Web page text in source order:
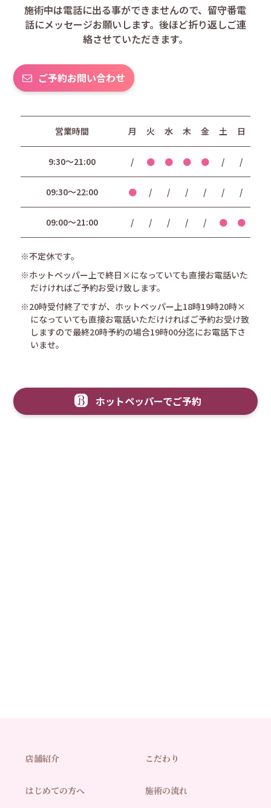
施術中は電話に出る事ができませんので、留守番電
話にメッセージお願いします。後ほど折り返しご連
絡させていただきます。
ご予約お問い合わせ
営業時間 月 火 水 木 金 土 日
9:30〜21:00 / ● ● ● ● / /
09:30〜22:00 ● / / / / / /
09:00〜21:00 / / / / / ● ●
※不定休です。
※ホットペッパー上で終日×になっていても直接お電話いた
だけければご予約お受け致します。
※20時受付終了ですが、ホットペッパー上18時19時20時×
になっていても直接お電話いただけければご予約お受け致
しますので最終20時予約の場合19時00分迄にお電話下さ
いませ。
ホットペッパーでご予約
店舗紹介 こだわり
はじめての方へ 施術の流れ